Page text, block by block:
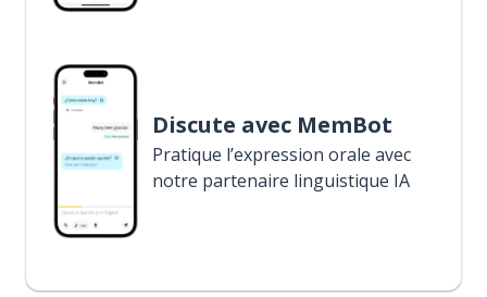
Discute avec MemBot
Pratique l’expression orale avec
notre partenaire linguistique IA